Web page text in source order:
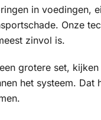
in voedingen,
Onze
zinvol is.
grotere set,
het systeem. Dat